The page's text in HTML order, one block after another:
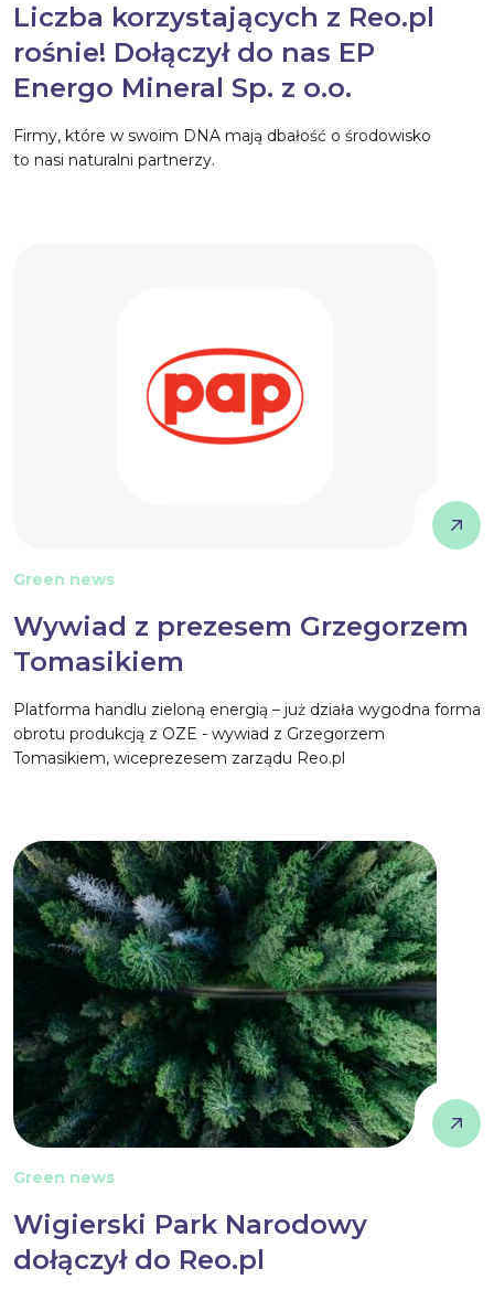
Liczba korzystających z Reo.pl
rośnie! Dołączył do nas EP
Energo Mineral Sp. z o.o.
Firmy, które w swoim DNA mają dbałość o środowisko
to nasi naturalni partnerzy.
Green news
Wywiad z prezesem Grzegorzem
Tomasikiem
Platforma handlu zieloną energią – już działa wygodna forma
obrotu produkcją z OZE - wywiad z Grzegorzem
Tomasikiem, wiceprezesem zarządu Reo.pl
Green news
Wigierski Park Narodowy
dołączył do Reo.pl